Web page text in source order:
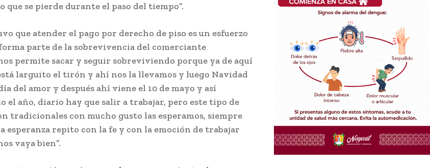
que se pierde durante el paso del tiempo”.
que atender el pago por derecho de piso es un esfuerzo
parte de la sobrevivencia del comerciante
permite sacar y seguir sobreviviendo porque ya de aquí
larguito el tirón y ahí nos la llevamos y luego Navidad
del amor y después ahí viene el 10 de mayo y así
el año, diario hay que salir a trabajar, pero este tipo de
tradicionales con mucho gusto las esperamos, siempre
esperanza repito con la fe y con la emoción de trabajar
vaya bien”.